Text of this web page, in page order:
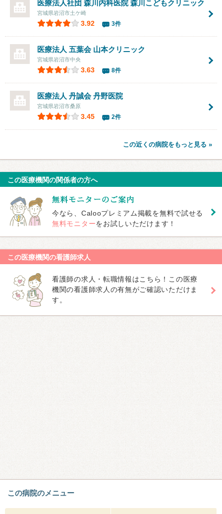
医療法人社団 森川内科医院森川こどもクリニック
宮城県岩沼市土ケ崎
3.92 3件
医療法人 五葉会 山本クリニック
宮城県岩沼市中央
3.63 8件
医療法人 丹誠会 丹野医院
宮城県岩沼市桑原
3.45 2件
この近くの病院をもっと見る »
この医療機関の関係者の方へ
今なら、Calooプレミアム掲載を無料で試せる
無料モニターをお試しいただけます！
この医療機関の看護師求人
看護師の求人・転職情報はこちら！この医療
機関の看護師求人の有無がご確認いただけま
す。
この病院のメニュー